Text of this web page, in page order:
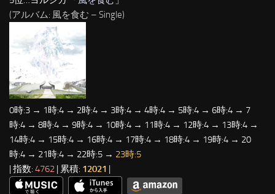
(アルバム: 風を食む – Single)
0時:3 → 1時:4 → 2時:4 → 3時:4 → 4時:4 → 5時:4 → 6時:4 → 7
時:4 → 8時:4 → 9時:4 → 10時:4 → 11時:4 → 12時:4 → 13時:4 →
14時:4 → 15時:4 → 16時:4 → 17時:4 → 18時:4 → 19時:4 → 20
時:4 → 21時:4 → 22時:5 → 23時:5
| 指数: 4762 | 累積: 12021 |